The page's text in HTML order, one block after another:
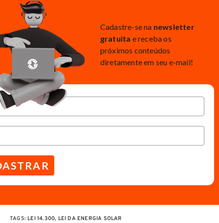
Cadastre-se na newsletter
gratuita e receba os
próximos conteúdos
diretamente em seu e-mail!
TAGS: LEI 14.300, LEI DA ENERGIA SOLAR